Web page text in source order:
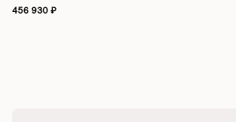
456 930 ₽